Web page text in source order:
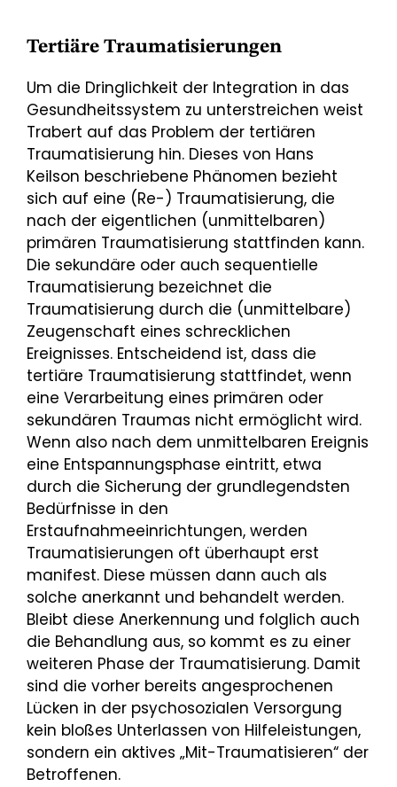
Tertiäre Traumatisierungen
Um die Dringlichkeit der Integration in das
Gesundheitssystem zu unterstreichen weist
Trabert auf das Problem der tertiären
Traumatisierung hin. Dieses von Hans
Keilson beschriebene Phänomen bezieht
sich auf eine (Re-) Traumatisierung, die
nach der eigentlichen (unmittelbaren)
primären Traumatisierung stattfinden kann.
Die sekundäre oder auch sequentielle
Traumatisierung bezeichnet die
Traumatisierung durch die (unmittelbare)
Zeugenschaft eines schrecklichen
Ereignisses. Entscheidend ist, dass die
tertiäre Traumatisierung stattfindet, wenn
eine Verarbeitung eines primären oder
sekundären Traumas nicht ermöglicht wird.
Wenn also nach dem unmittelbaren Ereignis
eine Entspannungsphase eintritt, etwa
durch die Sicherung der grundlegendsten
Bedürfnisse in den
Erstaufnahmeeinrichtungen, werden
Traumatisierungen oft überhaupt erst
manifest. Diese müssen dann auch als
solche anerkannt und behandelt werden.
Bleibt diese Anerkennung und folglich auch
die Behandlung aus, so kommt es zu einer
weiteren Phase der Traumatisierung. Damit
sind die vorher bereits angesprochenen
Lücken in der psychosozialen Versorgung
kein bloßes Unterlassen von Hilfeleistungen,
sondern ein aktives „Mit-Traumatisieren“ der
Betroffenen.